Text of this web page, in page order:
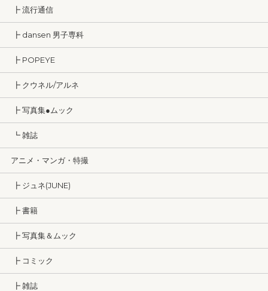
┣ 流行通信
┣ dansen 男子専科
┣ POPEYE
┣ クウネル/アルネ
┣ 写真集●ムック
┗ 雑誌
アニメ・マンガ・特撮
┣ ジュネ(JUNE)
┣ 書籍
┣ 写真集＆ムック
┣ コミック
┣ 雑誌